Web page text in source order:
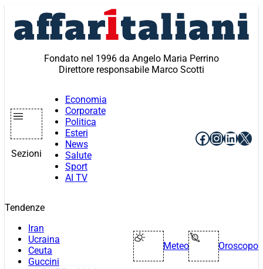
contenuto
Fondato nel 1996 da Angelo Maria Perrino
Direttore responsabile Marco Scotti
Sezioni
Economia
Corporate
Politica
Esteri
News
Salute
Sport
AI TV
Facebook
X
Tendenze
Iran
Ucraina
Ceuta
Guccini
Meteo Oroscopo